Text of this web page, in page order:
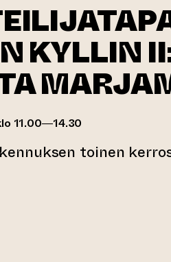
KYLLIN
11.00—14.30
toinen